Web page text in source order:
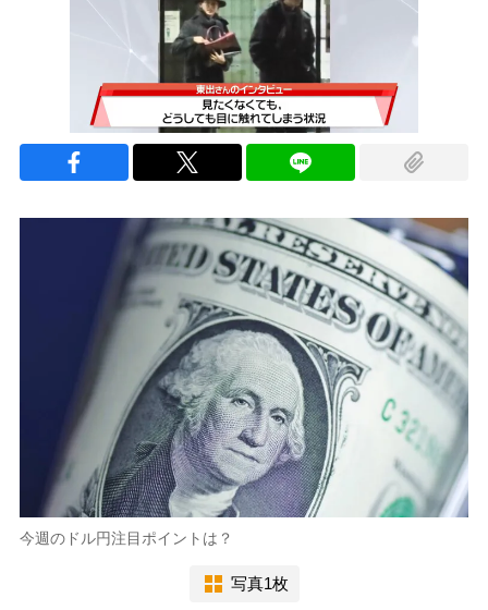
今週のドル円注目ポイントは？
写真1枚